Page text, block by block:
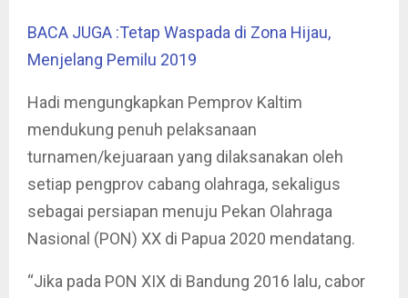
BACA JUGA :Tetap Waspada di Zona Hijau,
Menjelang Pemilu 2019
Hadi mengungkapkan Pemprov Kaltim
mendukung penuh pelaksanaan
turnamen/kejuaraan yang dilaksanakan oleh
setiap pengprov cabang olahraga, sekaligus
sebagai persiapan menuju Pekan Olahraga
Nasional (PON) XX di Papua 2020 mendatang.
“Jika pada PON XIX di Bandung 2016 lalu, cabor